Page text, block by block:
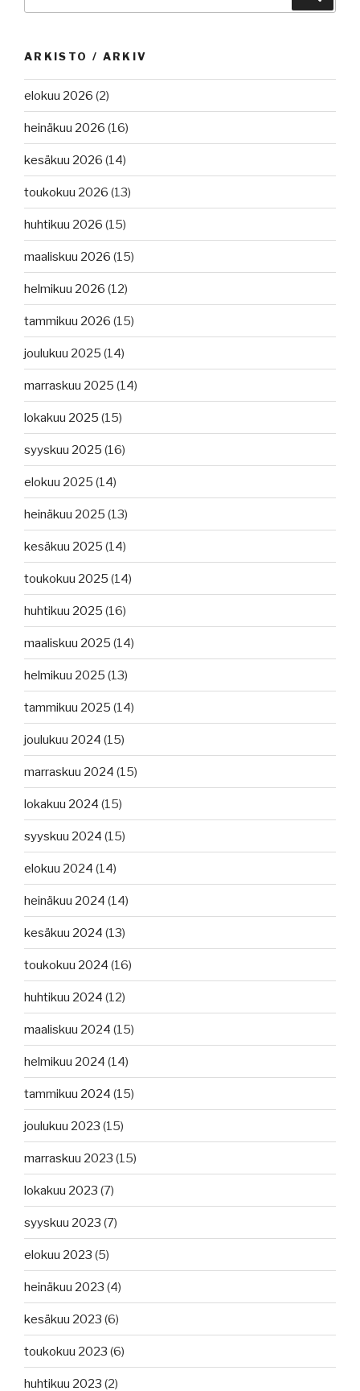
ARKISTO / ARKIV
elokuu 2026 (2)
heinäkuu 2026 (16)
kesäkuu 2026 (14)
toukokuu 2026 (13)
huhtikuu 2026 (15)
maaliskuu 2026 (15)
helmikuu 2026 (12)
tammikuu 2026 (15)
joulukuu 2025 (14)
marraskuu 2025 (14)
lokakuu 2025 (15)
syyskuu 2025 (16)
elokuu 2025 (14)
heinäkuu 2025 (13)
kesäkuu 2025 (14)
toukokuu 2025 (14)
huhtikuu 2025 (16)
maaliskuu 2025 (14)
helmikuu 2025 (13)
tammikuu 2025 (14)
joulukuu 2024 (15)
marraskuu 2024 (15)
lokakuu 2024 (15)
syyskuu 2024 (15)
elokuu 2024 (14)
heinäkuu 2024 (14)
kesäkuu 2024 (13)
toukokuu 2024 (16)
huhtikuu 2024 (12)
maaliskuu 2024 (15)
helmikuu 2024 (14)
tammikuu 2024 (15)
joulukuu 2023 (15)
marraskuu 2023 (15)
lokakuu 2023 (7)
syyskuu 2023 (7)
elokuu 2023 (5)
heinäkuu 2023 (4)
kesäkuu 2023 (6)
toukokuu 2023 (6)
huhtikuu 2023 (2)